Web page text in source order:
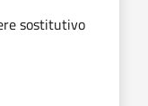
sostitutivo